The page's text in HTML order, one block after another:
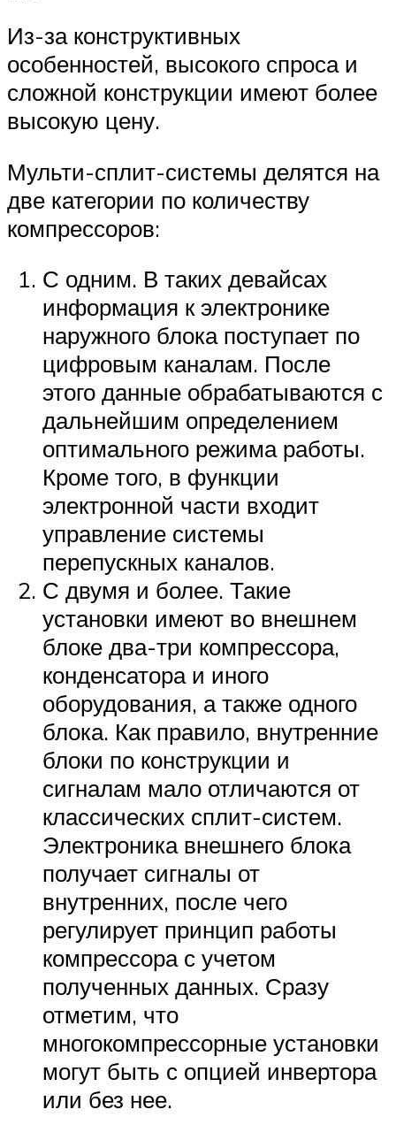
Из-за конструктивных
особенностей, высокого спроса и
сложной конструкции имеют более
высокую цену.
Мульти-сплит-системы делятся на
две категории по количеству
компрессоров:
С одним. В таких девайсах
информация к электронике
наружного блока поступает по
цифровым каналам. После
этого данные обрабатываются с
дальнейшим определением
оптимального режима работы.
Кроме того, в функции
электронной части входит
управление системы
перепускных каналов.
С двумя и более. Такие
установки имеют во внешнем
блоке два-три компрессора,
конденсатора и иного
оборудования, а также одного
блока. Как правило, внутренние
блоки по конструкции и
сигналам мало отличаются от
классических сплит-систем.
Электроника внешнего блока
получает сигналы от
внутренних, после чего
регулирует принцип работы
компрессора с учетом
полученных данных. Сразу
отметим, что
многокомпрессорные установки
могут быть с опцией инвертора
или без нее.